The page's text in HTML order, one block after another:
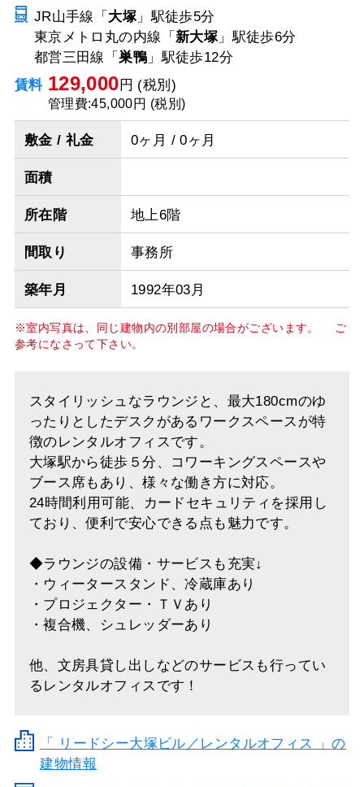
JR山手線「 大塚」駅徒歩5分
東京メトロ丸の内線「 新大塚」駅徒歩6分
都営三田線「巣鴨 」駅徒歩12分
賃料 129,000 円 (税別)
管理費:45,000円 (税別)
敷金 / 礼金 0ヶ月 / 0ヶ月
面積
所在階 地上6階
間取り 事務所
築年月 1992年03月
※室内写真は、同じ建物内の別部屋の場合がございます。 ご
参考になさって下さい。
スタイリッシュなラウンジと、最大180cmのゆ
ったりとしたデスクがあるワークスペースが特
徴のレンタルオフィスです。
大塚駅から徒歩５分、コワーキングスペースや
ブース席もあり、様々な働き方に対応。
24時間利用可能、カードセキュリティを採用し
ており、便利で安心できる点も魅力です。
◆ラウンジの設備・サービスも充実↓
・ウィータースタンド、冷蔵庫あり
・プロジェクター・ＴＶあり
・複合機、シュレッダーあり
他、文房具貸し出しなどのサービスも行ってい
るレンタルオフィスです！
「 リードシー大塚ビル／レンタルオフィス
」の
建物情報